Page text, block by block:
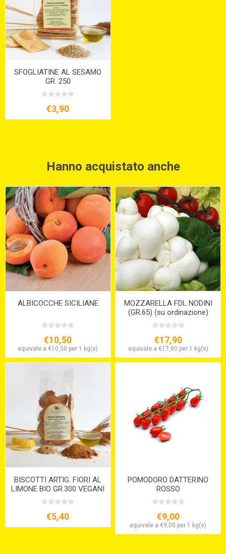
SFOGLIATINE AL SESAMO
GR. 250
€3,90
Hanno acquistato anche
ALBICOCCHE SICILIANE
€10,50
equivale a €10,50 per 1 kg(s)
MOZZARELLA FDL NODINI
(GR.65) (su ordinazione)
€17,90
equivale a €17,90 per 1 kg(s)
BISCOTTI ARTIG. FIORI AL
LIMONE BIO GR.300 VEGANI
€5,40
POMODORO DATTERINO
ROSSO
€9,00
equivale a €9,00 per 1 kg(s)